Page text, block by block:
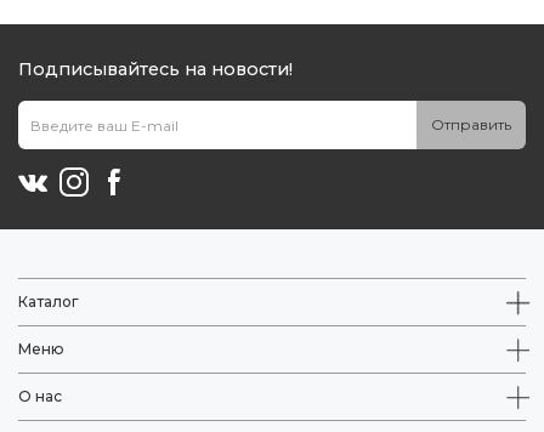
Подписывайтесь на новости!
Отправить
Каталог
Меню
О нас